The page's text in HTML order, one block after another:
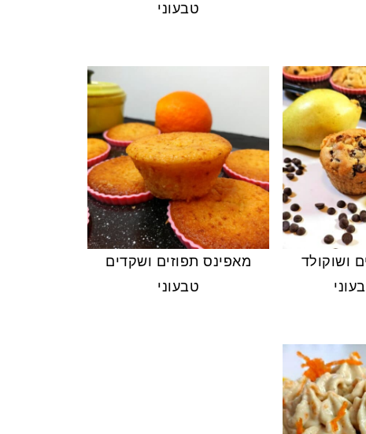
טבעוני
ושוקולד
מאפינס תפוזים ושקדים
טבעוני